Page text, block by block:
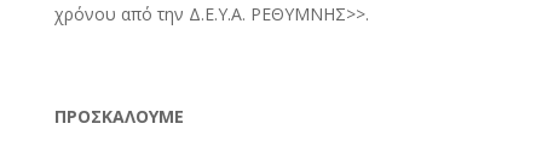
χρόνου από την Δ.Ε.Υ.Α. ΡΕΘΥΜΝΗΣ>>.
ΠΡΟΣΚΑΛΟΥΜΕ